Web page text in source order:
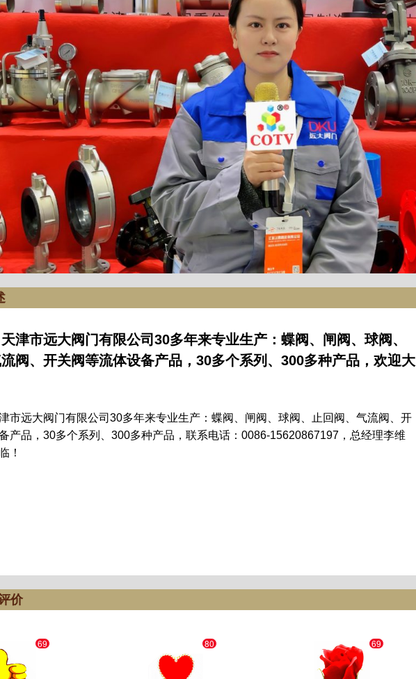
津市远大阀门有限公司30多年来专业生产：蝶阀、闸阀、球阀、
阀、开关阀等流体设备产品，30多个系列、300多种产品，欢迎大
市远大阀门有限公司30多年来专业生产：蝶阀、闸阀、球阀、止回阀、气流阀、开
产品，30多个系列、300多种产品，联系电话：0086-15620867197，总经理李维
！
价
69 80 69